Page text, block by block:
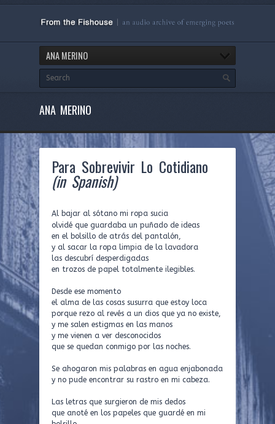
ANA MERINO
ANA MERINO
Para Sobrevivir Lo Cotidiano
(in Spanish)
Al bajar al sótano mi ropa sucia
olvidé que guardaba un puñado de ideas
en el bolsillo de atrás del pantalón,
y al sacar la ropa limpia de la lavadora
las descubrí desperdigadas
en trozos de papel totalmente ilegibles.
Desde ese momento
el alma de las cosas susurra que estoy loca
porque rezo al revés a un dios que ya no existe,
y me salen estigmas en las manos
y me vienen a ver desconocidos
que se quedan conmigo por las noches.
Se ahogaron mis palabras en agua enjabonada
y no pude encontrar su rastro en mi cabeza.
Las letras que surgieron de mis dedos
que anoté en los papeles que guardé en mi